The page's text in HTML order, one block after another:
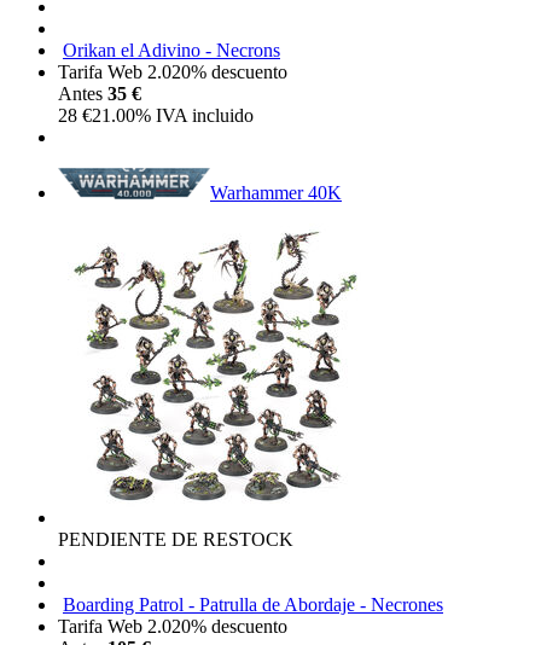
Orikan el Adivino - Necrons
Tarifa Web 2.020% descuento
Antes 35 €
28 €21.00% IVA incluido
Warhammer 40K
PENDIENTE DE RESTOCK
Boarding Patrol - Patrulla de Abordaje - Necrones
Tarifa Web 2.020% descuento